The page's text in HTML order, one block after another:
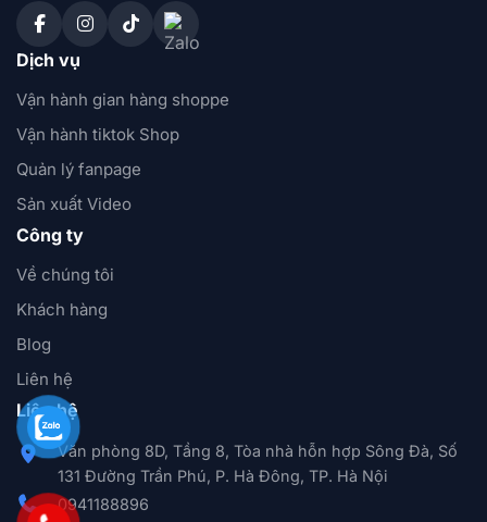
Dịch vụ
Vận hành gian hàng shoppe
Vận hành tiktok Shop
Quản lý fanpage
Sản xuất Video
Công ty
Về chúng tôi
Khách hàng
Blog
Liên hệ
Liên hệ
Văn phòng 8D, Tầng 8, Tòa nhà hỗn hợp Sông Đà, Số
131 Đường Trần Phú, P. Hà Đông, TP. Hà Nội
0941188896